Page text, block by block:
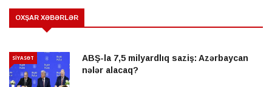
OXŞAR XƏBƏRLƏR
SİYASƏT
ABŞ-la 7,5 milyardlıq saziş: Azərbaycan
nələr alacaq?